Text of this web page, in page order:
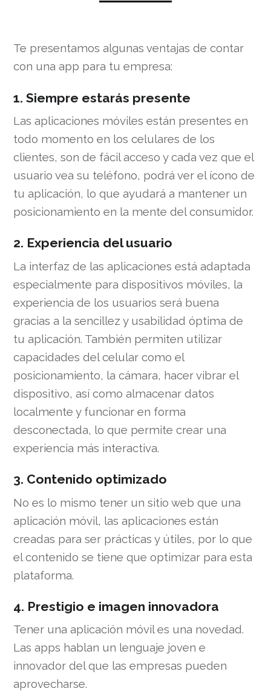
Te presentamos algunas ventajas de contar
con una app para tu empresa:
1. Siempre estarás presente
Las aplicaciones móviles están presentes en
todo momento en los celulares de los
clientes, son de fácil acceso y cada vez que el
usuario vea su teléfono, podrá ver el ícono de
tu aplicación, lo que ayudará a mantener un
posicionamiento en la mente del consumidor.
2. Experiencia del usuario
La interfaz de las aplicaciones está adaptada
especialmente para dispositivos móviles, la
experiencia de los usuarios será buena
gracias a la sencillez y usabilidad óptima de
tu aplicación. También permiten utilizar
capacidades del celular como el
posicionamiento, la cámara, hacer vibrar el
dispositivo, así como almacenar datos
localmente y funcionar en forma
desconectada, lo que permite crear una
experiencia más interactiva.
3. Contenido optimizado
No es lo mismo tener un sitio web que una
aplicación móvil, las aplicaciones están
creadas para ser prácticas y útiles, por lo que
el contenido se tiene que optimizar para esta
plataforma.
4. Prestigio e imagen innovadora
Tener una aplicación móvil es una novedad.
Las apps hablan un lenguaje joven e
innovador del que las empresas pueden
aprovecharse.